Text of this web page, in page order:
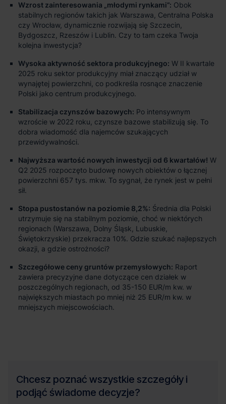
Wzrost zainteresowania „młodymi rynkami”: Obok
stabilnych regionów takich jak Warszawa, Centralna Polska
czy Wrocław, dynamicznie rozwijają się Szczecin,
Bydgoszcz, Rzeszów i Lublin. Czy to tam czeka Twoja
kolejna inwestycja?
Wysoka aktywność sektora produkcyjnego: W II kwartale
2025 roku sektor produkcyjny miał znaczący udział w
wynajętej powierzchni, co podkreśla rosnące znaczenie
Polski jako centrum produkcyjnego.
Stabilizacja czynszów bazowych: Po intensywnym
wzroście w 2022 roku, czynsze bazowe stabilizują się. To
dobra wiadomość dla najemców szukających
przewidywalności.
Najwyższa wartość nowych inwestycji od 6 kwartałów! W
Q2 2025 rozpoczęto budowę nowych obiektów o łącznej
powierzchni 657 tys. mkw. To sygnał, że rynek jest w pełni
sił.
Stopa pustostanów na poziomie 8,2%: Średnia dla Polski
utrzymuje się na stabilnym poziomie, choć w niektórych
regionach (Warszawa, Dolny Śląsk, Lubuskie,
Świętokrzyskie) przekracza 10%. Gdzie szukać najlepszych
okazji, a gdzie ostrożności?
Szczegółowe ceny gruntów przemysłowych: Raport
zawiera precyzyjne dane dotyczące cen działek w
poszczególnych regionach, od 35-150 EUR/m kw. w
największych miastach po mniej niż 25 EUR/m kw. w
mniejszych miejscowościach.